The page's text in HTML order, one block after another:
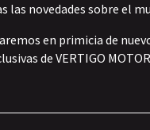
las novedades sobre el
en primicia de
de VERTIGO